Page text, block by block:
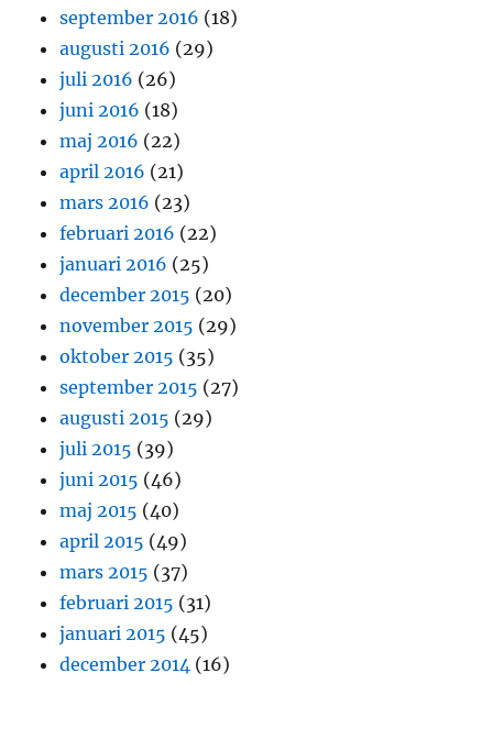
september 2016 (18)
augusti 2016 (29)
juli 2016 (26)
juni 2016 (18)
maj 2016 (22)
april 2016 (21)
mars 2016 (23)
februari 2016 (22)
januari 2016 (25)
december 2015 (20)
november 2015 (29)
oktober 2015 (35)
september 2015 (27)
augusti 2015 (29)
juli 2015 (39)
juni 2015 (46)
maj 2015 (40)
april 2015 (49)
mars 2015 (37)
februari 2015 (31)
januari 2015 (45)
december 2014 (16)